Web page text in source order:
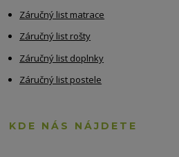
Záručný list matrace
Záručný list rošty
Záručný list doplnky
Záručný list postele
KDE NÁS NÁJDETE